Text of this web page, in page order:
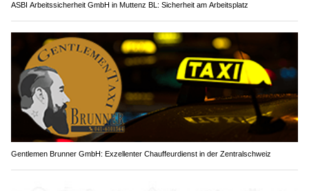
ASBI Arbeitssicherheit GmbH in Muttenz BL: Sicherheit am Arbeitsplatz
Gentlemen Brunner GmbH: Exzellenter Chauffeurdienst in der Zentralschweiz